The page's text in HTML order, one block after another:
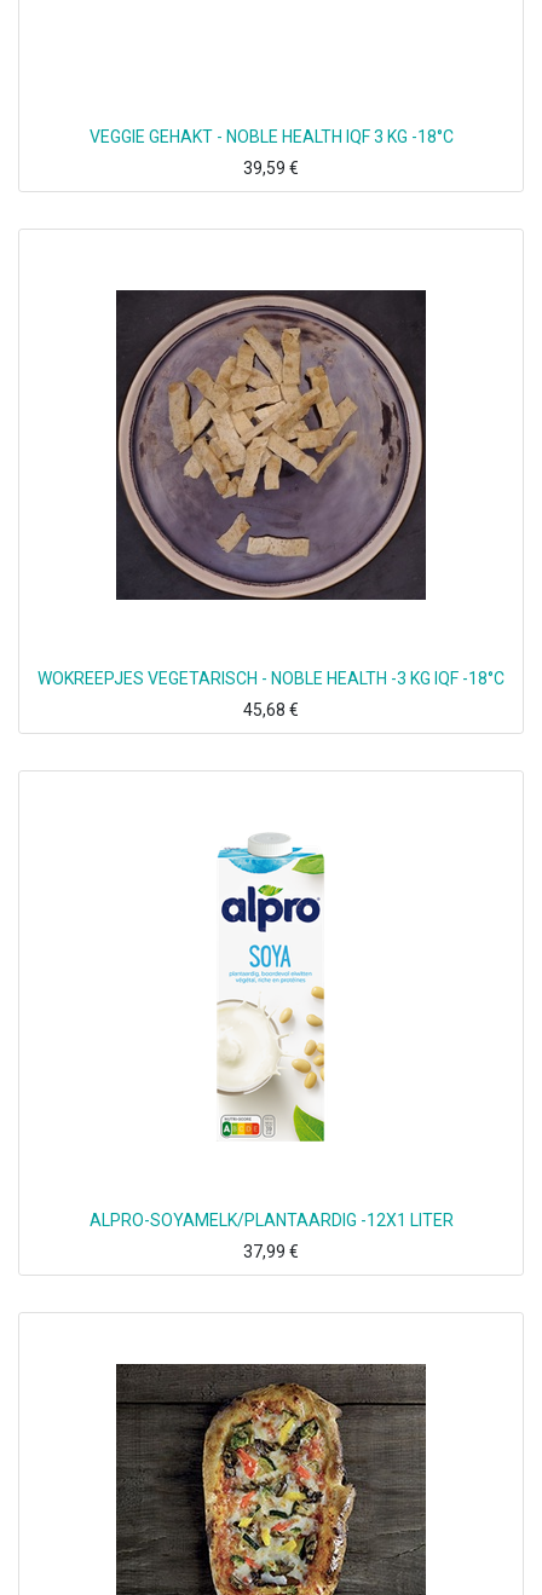
VEGGIE GEHAKT - NOBLE HEALTH IQF 3 KG -18°C
39,59 €
WOKREEPJES VEGETARISCH - NOBLE HEALTH -3 KG IQF -18°C
45,68 €
ALPRO-SOYAMELK/PLANTAARDIG -12X1 LITER
37,99 €